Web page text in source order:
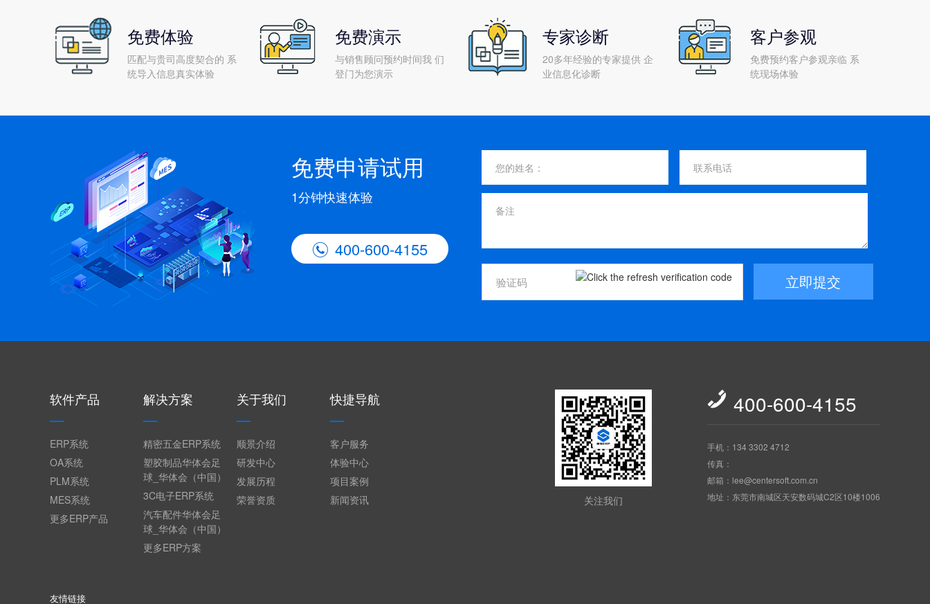
免费体验
匹配与贵司高度契合的 系
统导入信息真实体验
免费演示
与销售顾问预约时间我 们
登门为您演示
专家诊断
20多年经验的专家提供 企
业信息化诊断
客户参观
免费预约客户参观亲临 系
统现场体验
免费申请试用
1分钟快速体验
 400-600-4155
立即提交
软件产品
ERP系统
OA系统
PLM系统
MES系统
更多ERP产品
解决方案
精密五金ERP系统
塑胶制品华体会足
球_华体会（中国）
3C电子ERP系统
汽车配件华体会足
球_华体会（中国）
更多ERP方案
关于我们
顺景介绍
研发中心
发展历程
荣誉资质
快捷导航
客户服务
体验中心
项目案例
新闻资讯
 400-600-4155
手机：134 3302 4712
传真：
邮箱：lee@centersoft.com.cn
地址：东莞市南城区天安数码城C2区10楼1006
关注我们
友情链接